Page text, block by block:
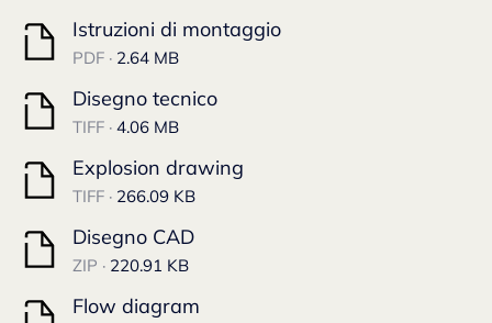
Istruzioni di montaggio
PDF · 2.64 MB
Disegno tecnico
TIFF · 4.06 MB
Explosion drawing
TIFF · 266.09 KB
Disegno CAD
ZIP · 220.91 KB
Flow diagram